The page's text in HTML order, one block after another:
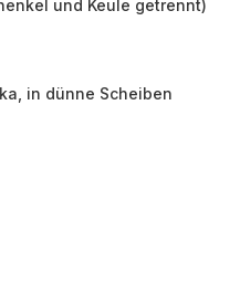
und Keule getrennt)
in dünne Scheiben